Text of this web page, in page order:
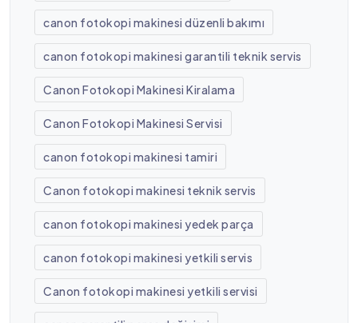
canon fotokopi makinesi düzenli bakımı
canon fotokopi makinesi garantili teknik servis
Canon Fotokopi Makinesi Kiralama
Canon Fotokopi Makinesi Servisi
canon fotokopi makinesi tamiri
Canon fotokopi makinesi teknik servis
canon fotokopi makinesi yedek parça
canon fotokopi makinesi yetkili servis
Canon fotokopi makinesi yetkili servisi